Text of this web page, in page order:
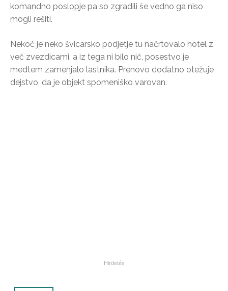
komandno poslopje pa so zgradili še vedno ga niso
mogli rešiti.
Nekoč je neko švicarsko podjetje tu načrtovalo hotel z
več zvezdicami, a iz tega ni bilo nič, posestvo je
medtem zamenjalo lastnika. Prenovo dodatno otežuje
dejstvo, da je objekt spomeniško varovan.